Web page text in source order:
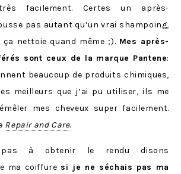
facilement. Certes un après-
pas autant qu’un vrai shampoing,
ça nettoie quand même ;). Mes après-
sont ceux de la marque Pantene:
beaucoup de produits chimiques,
meilleurs que j’ai pu utiliser, ils me
mes cheveux super facilement.
Repair and Care.
pas à obtenir le rendu disons
ma coiffure si je ne séchais pas ma